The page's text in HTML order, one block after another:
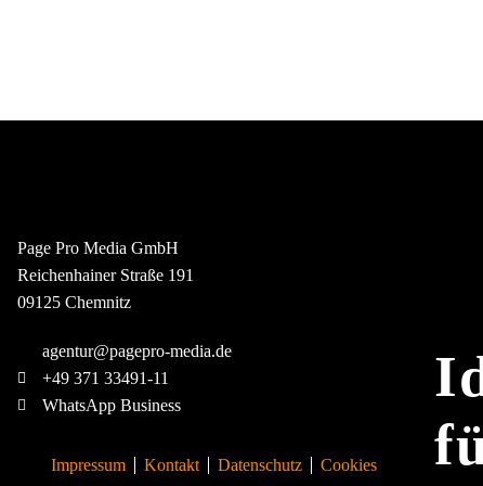
Page Pro Media GmbH
Reichenhainer Straße 191
09125 Chemnitz
agentur@pagepro-media.de
+49 371 33491-11
WhatsApp Business
Impressum Kontakt Datenschutz Cookies